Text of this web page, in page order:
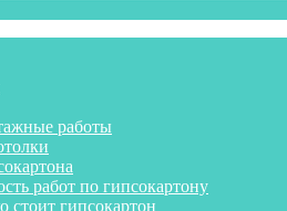
работы
работ по гипсокартону
стоит гипсокартон